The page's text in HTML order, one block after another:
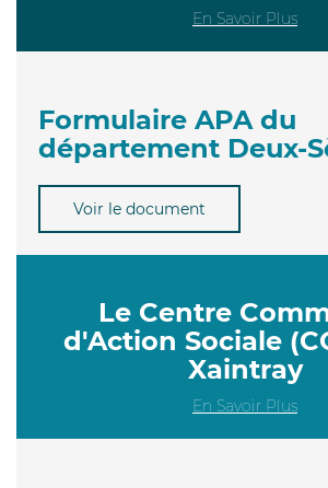
En Savoir Plus
Formulaire APA du
département Deux-
Voir le document
Le Centre
d'Action Sociale
Xaintray
En Savoir Plus